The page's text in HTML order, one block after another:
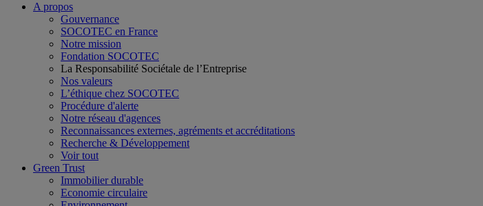
A propos
Gouvernance
SOCOTEC en France
Notre mission
Fondation SOCOTEC
La Responsabilité Sociétale de l’Entreprise
Nos valeurs
L’éthique chez SOCOTEC
Procédure d'alerte
Notre réseau d'agences
Reconnaissances externes, agréments et accréditations
Recherche & Développement
Voir tout
Green Trust
Immobilier durable
Economie circulaire